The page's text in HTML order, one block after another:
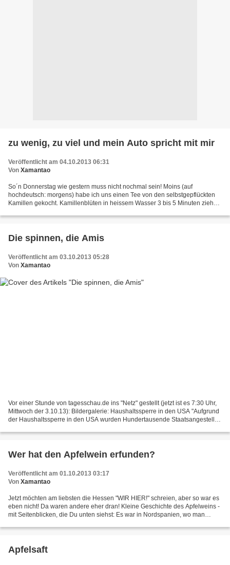
zu wenig, zu viel und mein Auto spricht mit mir
Veröffentlicht am 04.10.2013 06:31
Von Xamantao
So´n Donnerstag wie gestern muss nicht nochmal sein! Moins (auf
hochdeutsch: morgens) habe ich uns einen Tee von den selbstgepflückten
Kamillen gekocht. Kamillenblüten in heissem Wasser 3 bis 5 Minuten ziehen
Die spinnen, die Amis
Veröffentlicht am 03.10.2013 05:28
Von Xamantao
Vor einer Stunde von tagesschau.de ins "Netz" gestellt (jetzt ist es 7:30 Uhr,
Mittwoch der 3.10.13): Bildergalerie: Haushaltssperre in den USA "Aufgrund
der Haushaltssperre in den USA wurden Hundertausende Staatsangestellte
Wer hat den Apfelwein erfunden?
Veröffentlicht am 01.10.2013 03:17
Von Xamantao
Jetzt möchten am liebsten die Hessen "WIR HIER!" schreien, aber so war es
eben nicht! Da waren andere eher dran! Kleine Geschichte des Apfelweins -
mit Seitenblicken, die Du unten siehst: Es war in Nordspanien, wo man
Apfelsaft